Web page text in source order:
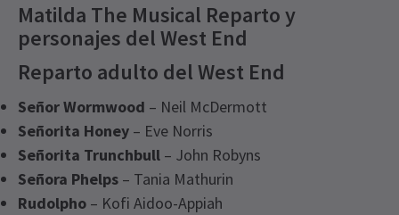
Matilda The Musical Reparto y
personajes del West End
Reparto adulto del West End
Señor Wormwood – Neil McDermott
Señorita Honey – Eve Norris
Señorita Trunchbull – John Robyns
Señora Phelps – Tania Mathurin
Rudolpho – Kofi Aidoo-Appiah